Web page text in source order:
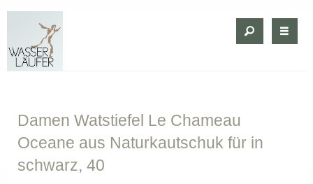
Damen Watstiefel Le Chameau
Oceane aus Naturkautschuk für in
schwarz, 40